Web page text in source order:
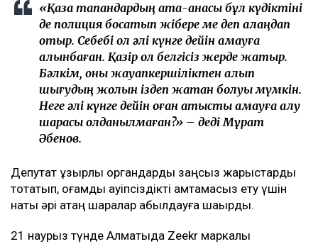
«Қаза тапқандардың ата-анасы бұл күдіктіні
де полиция босатып жібере ме деп алаңдап
отыр. Себебі ол әлі күнге дейін қамауға
алынбаған. Қазір ол белгісіз жерде жатыр.
Бәлкім, оны жауапкершіліктен алып
шығудың жолын іздеп жатқан болуы мүмкін.
Неге әлі күнге дейін оған қатысты қамауға алу
шарасы қолданылмаған?» – деді Мұрат
Әбенов.
Депутат құзырлы органдарды заңсыз жарыстарды
тоқтатып, қоғамдық қауіпсіздікті қамтамасыз ету үшін
нақты әрі қатаң шаралар қабылдауға шақырды.
21 наурыз түнде Алматыда Zeekr маркалы